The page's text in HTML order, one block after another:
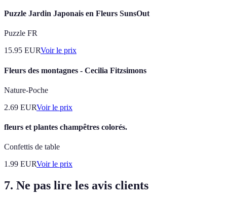
Puzzle Jardin Japonais en Fleurs SunsOut
Puzzle FR
15.95 EURVoir le prix
Fleurs des montagnes - Cecilia Fitzsimons
Nature-Poche
2.69 EURVoir le prix
fleurs et plantes champêtres colorés.
Confettis de table
1.99 EURVoir le prix
7. Ne pas lire les avis clients